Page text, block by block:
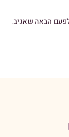
הבאה שאגיב.